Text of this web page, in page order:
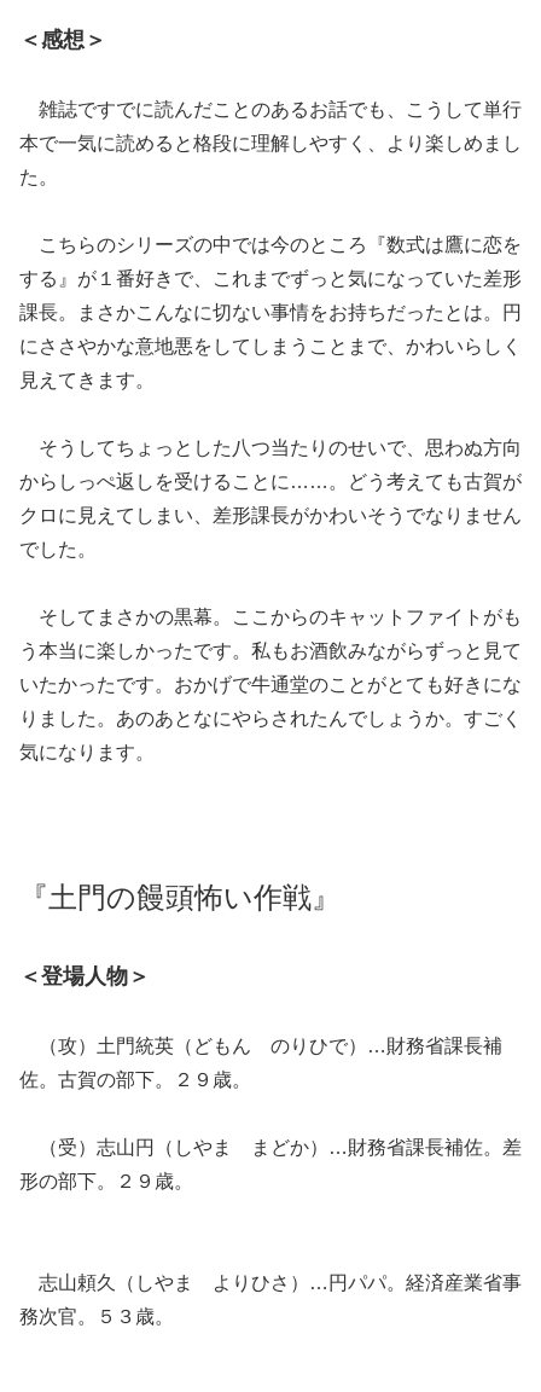
＜感想＞
雑誌ですでに読んだことのあるお話でも、こうして単行
本で一気に読めると格段に理解しやすく、より楽しめまし
た。
こちらのシリーズの中では今のところ『数式は鷹に恋を
する』が１番好きで、これまでずっと気になっていた差形
課長。まさかこんなに切ない事情をお持ちだったとは。円
にささやかな意地悪をしてしまうことまで、かわいらしく
見えてきます。
そうしてちょっとした八つ当たりのせいで、思わぬ方向
からしっぺ返しを受けることに……。どう考えても古賀が
クロに見えてしまい、差形課長がかわいそうでなりません
でした。
そしてまさかの黒幕。ここからのキャットファイトがも
う本当に楽しかったです。私もお酒飲みながらずっと見て
いたかったです。おかげで牛通堂のことがとても好きにな
りました。あのあとなにやらされたんでしょうか。すごく
気になります。
『土門の饅頭怖い作戦』
＜登場人物＞
（攻）土門統英（どもん のりひで）…財務省課長補
佐。古賀の部下。２９歳。
（受）志山円（しやま まどか）…財務省課長補佐。差
形の部下。２９歳。
志山頼久（しやま よりひさ）…円パパ。経済産業省事
務次官。５３歳。